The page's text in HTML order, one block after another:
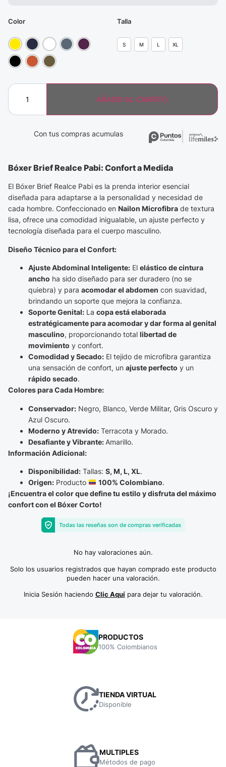
Color Talla
S M L XL
AÑADIR AL CARRITO
Con tus compras acumulas
Bóxer Brief Realce Pabi: Confort a Medida
El Bóxer Brief Realce Pabi es la prenda interior esencial
diseñada para adaptarse a la personalidad y necesidad de
cada hombre. Confeccionado en Nailon Microfibra de textura
lisa, ofrece una comodidad inigualable, un ajuste perfecto y
tecnología diseñada para el cuerpo masculino.
Diseño Técnico para el Confort:
Ajuste Abdominal Inteligente: El elástico de cintura
ancho ha sido diseñado para ser duradero (no se
quiebra) y para acomodar el abdomen con suavidad,
brindando un soporte que mejora la confianza.
Soporte Genital: La copa está elaborada
estratégicamente para acomodar y dar forma al genital
masculino, proporcionando total libertad de
movimiento y confort.
Comodidad y Secado: El tejido de microfibra garantiza
una sensación de confort, un ajuste perfecto y un
rápido secado.
Colores para Cada Hombre:
Conservador: Negro, Blanco, Verde Militar, Gris Oscuro y
Azul Oscuro.
Moderno y Atrevido: Terracota y Morado.
Desafiante y Vibrante: Amarillo.
Información Adicional:
Disponibilidad: Tallas: S, M, L, XL.
Origen: Producto 100% Colombiano.
¡Encuentra el color que define tu estilo y disfruta del máximo
confort con el Bóxer Corto!
Todas las reseñas son de compras verificadas
No hay valoraciones aún.
Solo los usuarios registrados que hayan comprado este producto
pueden hacer una valoración.
Inicia Sesión haciendo Clic Aquípara dejar tu valoración.
PRODUCTOS
100% Colombianos
TIENDA VIRTUAL
Disponible
MULTIPLES
Métodos de pago